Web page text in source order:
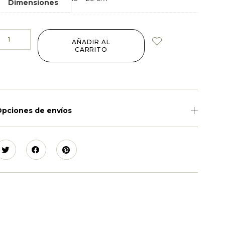
Dimensiones
AÑADIR AL
CARRITO
de envíos